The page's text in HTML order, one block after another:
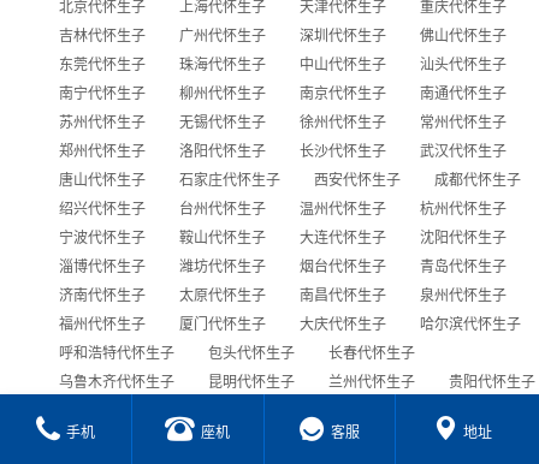
北京代怀生子 上海代怀生子 天津代怀生子
重庆代怀生子
吉林代怀生子
广州代怀生子 深圳代怀生子
佛山代怀生子
东莞代怀生子
珠海代怀生子 中山代怀生子
汕头代怀生子
南宁代怀生子
柳州代怀生子 南京代怀生子
南通代怀生子
苏州代怀生子
无锡代怀生子 徐州代怀生子
常州代怀生子
郑州代怀生子
洛阳代怀生子 长沙代怀生子
武汉代怀生子
唐山代怀生子
石家庄代怀生子 西安代怀生子
成都代怀生子
绍兴代怀生子
台州代怀生子 温州代怀生子
杭州代怀生子
宁波代怀生子
鞍山代怀生子 大连代怀生子
沈阳代怀生子
淄博代怀生子
潍坊代怀生子 烟台代怀生子
青岛代怀生子
济南代怀生子
太原代怀生子 南昌代怀生子
泉州代怀生子
福州代怀生子
厦门代怀生子 大庆代怀生子
哈尔滨代怀生子
呼和浩特代怀生子
包头代怀生子
长春代怀生子
乌鲁木齐代怀生子
昆明代怀生子 兰州代怀生子
贵阳代怀生子
手机
座机 客服 地址